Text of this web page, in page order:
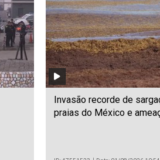
Invasão recorde de
praias do México e